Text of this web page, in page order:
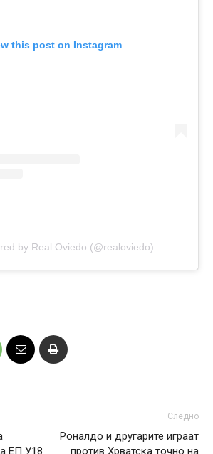
this post on Instagram
by Real Oviedo (@realoviedo)
ЕП У18
Следно
Роналдо и другарите играат
против Хрватска точно на